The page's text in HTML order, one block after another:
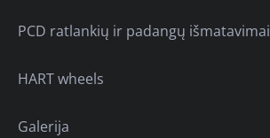
PCD ratlankių ir padangų išmatavimai
HART wheels
Galerija